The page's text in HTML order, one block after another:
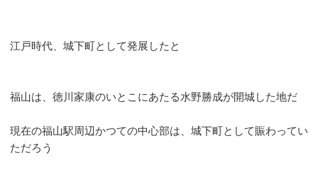
江戸時代、城下町として発展したと
福山は、徳川家康のいとこにあたる水野勝成が開城した地だ
現在の福山駅周辺かつての中心部は、城下町として賑わってい
ただろう